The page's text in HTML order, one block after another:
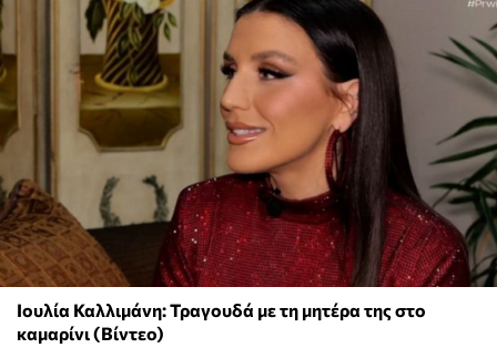
Ιουλία Καλλιμάνη: Τραγουδά με τη μητέρα της στο
καμαρίνι (Βίντεο)